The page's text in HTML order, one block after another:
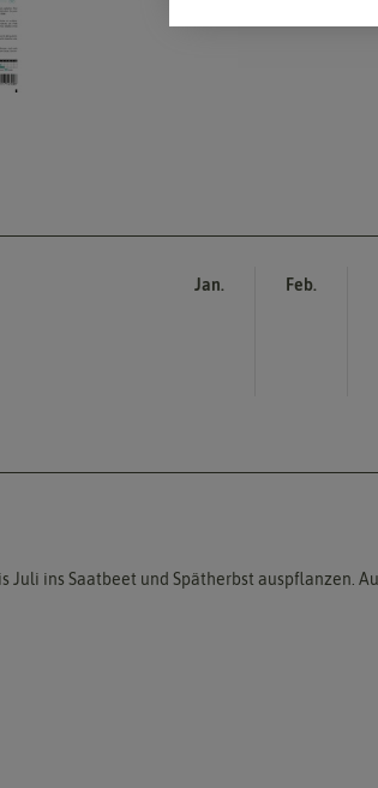
Jan. Feb.
Juli ins Saatbeet und Spätherbst auspflanzen.